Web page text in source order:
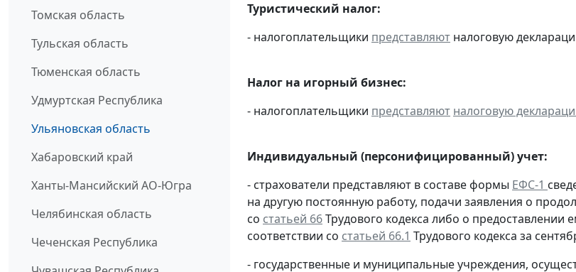
Томская область
Тульская область
Тюменская область
Удмуртская Республика
Ульяновская область
Хабаровский край
Ханты-Мансийский АО-Югра
Челябинская область
Чеченская Республика
Туристический налог:
- налогоплательщики представляют налоговую
Налог на игорный бизнес:
- налогоплательщики представляют налоговую
Индивидуальный (персонифицированный) учет:
- страхователи представляют в составе формы ЕФС-1
на другую постоянную работу, подачи заявления о
со статьей 66Трудового кодекса либо о предоставлении
соответствии со статьей 66.1 Трудового кодекса за
- государственные и муниципальные учреждения,